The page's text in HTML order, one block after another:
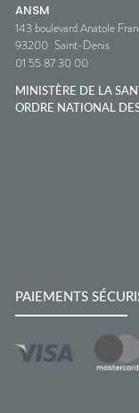
ANSM
143 boulevard Anatole
93200 Saint-Denis
01 55 87 30 00
MINISTÈRE DE LA
ORDRE NATIONAL
PAIEMENTS